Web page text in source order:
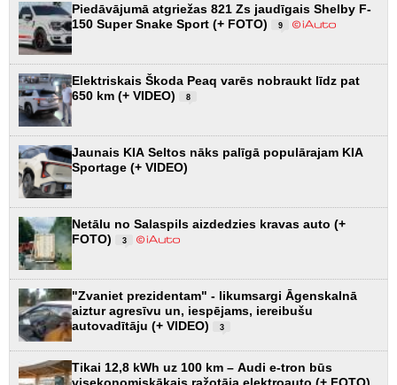
Piedāvājumā atgriežas 821 Zs jaudīgais Shelby F-
150 Super Snake Sport (+ FOTO)
9
Elektriskais Škoda Peaq varēs nobraukt līdz pat
650 km (+ VIDEO)
8
Jaunais KIA Seltos nāks palīgā populārajam KIA
Sportage (+ VIDEO)
Netālu no Salaspils aizdedzies kravas auto (+
FOTO)
3
"Zvaniet prezidentam" - likumsargi Āgenskalnā
aiztur agresīvu un, iespējams, iereibušu
autovadītāju (+ VIDEO)
3
Tikai 12,8 kWh uz 100 km – Audi e-tron būs